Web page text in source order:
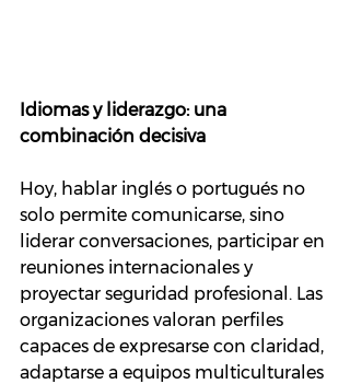
Idiomas y liderazgo: una
combinación decisiva
Hoy, hablar inglés o portugués no
solo permite comunicarse, sino
liderar conversaciones, participar en
reuniones internacionales y
proyectar seguridad profesional. Las
organizaciones valoran perfiles
capaces de expresarse con claridad,
adaptarse a equipos multiculturales